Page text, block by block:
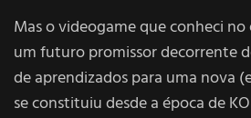
Mas o videogame que conheci
um futuro promissor decorrente
de aprendizados para uma nova
se constituiu desde a época de